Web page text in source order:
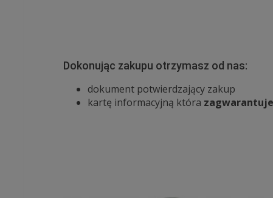
Dokonując zakupu otrzymasz od nas:
dokument potwierdzający zakup
kartę informacyjną która